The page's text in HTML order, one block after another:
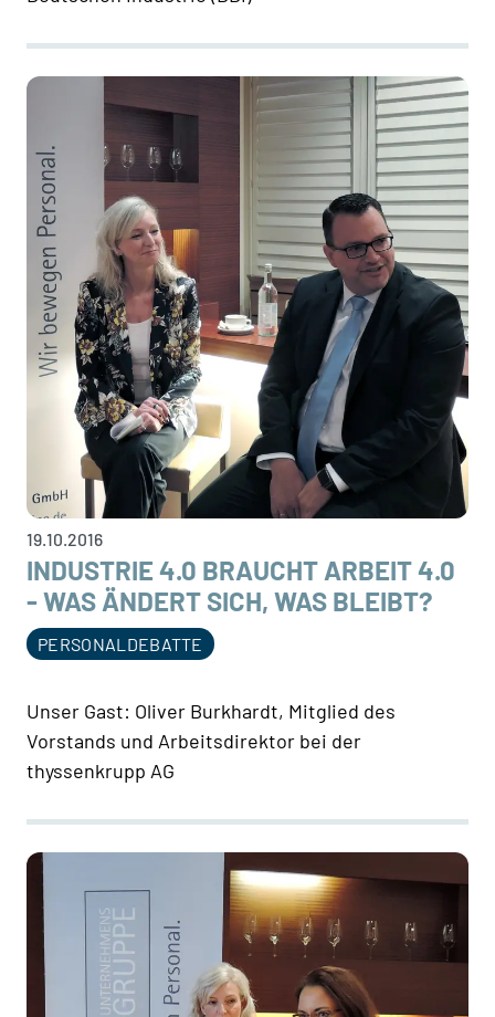
19.10.2016
INDUSTRIE 4.0 BRAUCHT ARBEIT 4.0
- WAS ÄNDERT SICH, WAS BLEIBT?
PERSONALDEBATTE
Unser Gast: Oliver Burkhardt, Mitglied des
Vorstands und Arbeitsdirektor bei der
thyssenkrupp AG